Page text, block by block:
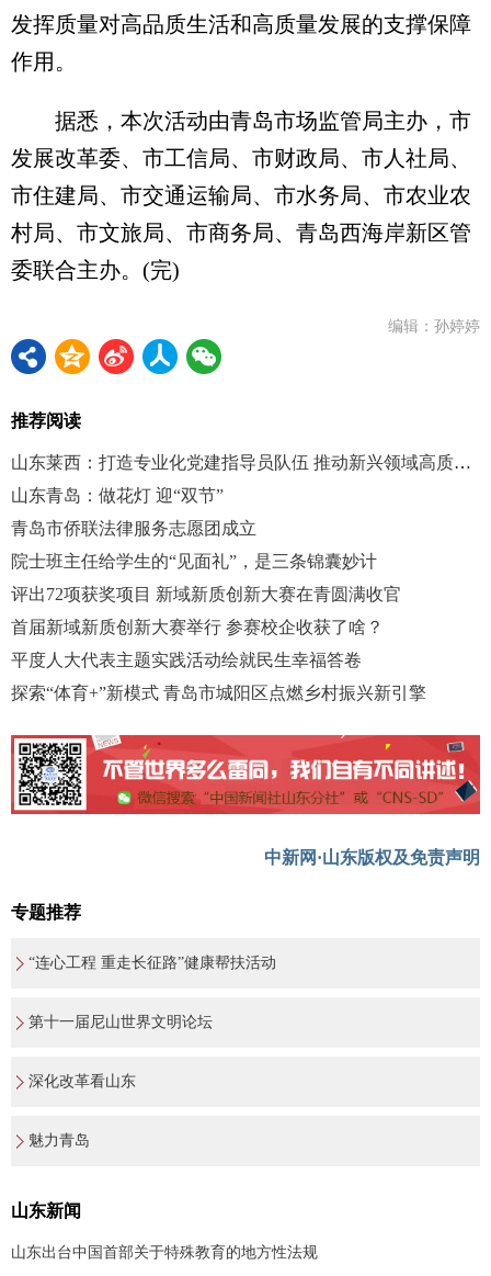
发挥质量对高品质生活和高质量发展的支撑保障
作用。
据悉，本次活动由青岛市场监管局主办，市
发展改革委、市工信局、市财政局、市人社局、
市住建局、市交通运输局、市水务局、市农业农
村局、市文旅局、市商务局、青岛西海岸新区管
委联合主办。(完)
编辑：孙婷婷
推荐阅读
山东莱西：打造专业化党建指导员队伍 推动新兴领域高质量发展
山东青岛：做花灯 迎“双节”
青岛市侨联法律服务志愿团成立
院士班主任给学生的“见面礼”，是三条锦囊妙计
评出72项获奖项目 新域新质创新大赛在青圆满收官
首届新域新质创新大赛举行 参赛校企收获了啥？
平度人大代表主题实践活动绘就民生幸福答卷
探索“体育+”新模式 青岛市城阳区点燃乡村振兴新引擎
中新网·山东版权及免责声明
专题推荐
“连心工程 重走长征路”健康帮扶活动
第十一届尼山世界文明论坛
深化改革看山东
魅力青岛
山东新闻
山东出台中国首部关于特殊教育的地方性法规